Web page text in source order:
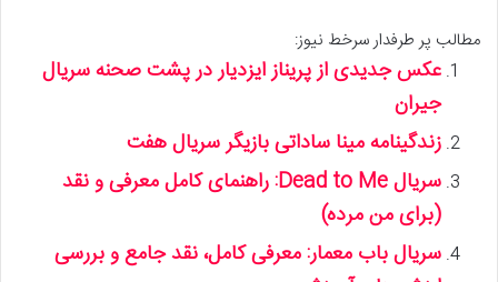
مطالب پر طرفدار سرخط نیوز:
عکس جدیدی از پریناز ایزدیار در پشت صحنه سریال
جیران
زندگینامه مینا ساداتی بازیگر سریال هفت
سریال Dead to Me: راهنمای کامل معرفی و نقد
(برای من مرده)
سریال باب معمار: معرفی کامل، نقد جامع و بررسی